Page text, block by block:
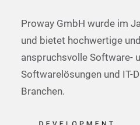
Proway GmbH wurde im
und bietet hochwertige
anspruchsvolle Software-
Softwarelösungen und IT-
Branchen.